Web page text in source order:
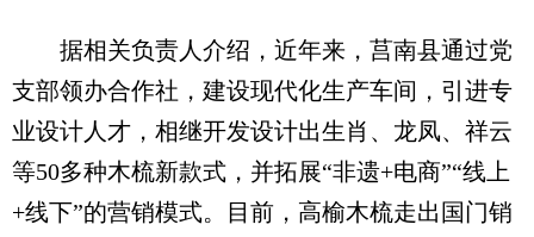
据相关负责人介绍，近年来，莒南县通过党
支部领办合作社，建设现代化生产车间，引进专
业设计人才，相继开发设计出生肖、龙凤、祥云
等50多种木梳新款式，并拓展“非遗+电商”“线上
+线下”的营销模式。目前，高榆木梳走出国门销